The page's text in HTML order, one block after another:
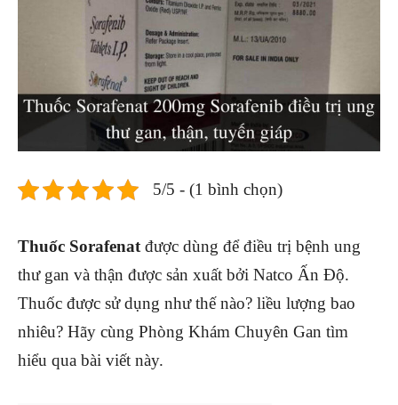
5/5 - (1 bình chọn)
Thuốc Sorafenatđược dùng để điều trị bệnh ung
thư gan và thận được sản xuất bởi Natco Ấn Độ.
Thuốc được sử dụng như thế nào? liều lượng bao
nhiêu? Hãy cùng Phòng Khám Chuyên Gan tìm
hiểu qua bài viết này.